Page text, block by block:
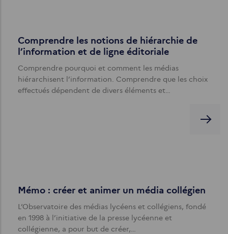
Comprendre les notions de hiérarchie de
l’information et de ligne éditoriale
Comprendre pourquoi et comment les médias
hiérarchisent l’information. Comprendre que les choix
effectués dépendent de divers éléments et…
Mémo : créer et animer un média collégien
L’Observatoire des médias lycéens et collégiens, fondé
en 1998 à l’initiative de la presse lycéenne et
collégienne, a pour but de créer,…